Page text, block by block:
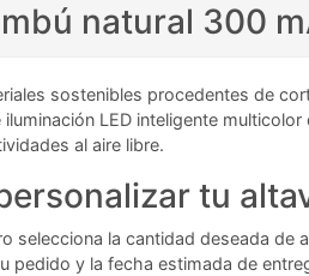
natural 300
sostenibles procedentes de
LED inteligente
al aire libre.
tu
selecciona la cantidad deseada
pedido y la fecha estimada de